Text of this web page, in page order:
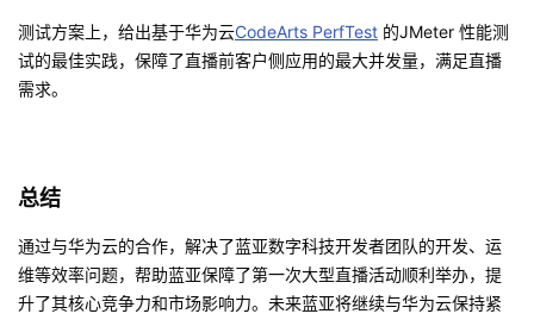
测试方案上，给出基于华为云CodeArts PerfTest 的JMeter 性能测
试的最佳实践，保障了直播前客户侧应用的最大并发量，满足直播
需求。
总结
通过与华为云的合作，解决了蓝亚数字科技开发者团队的开发、运
维等效率问题，帮助蓝亚保障了第一次大型直播活动顺利举办，提
升了其核心竞争力和市场影响力。未来蓝亚将继续与华为云保持紧